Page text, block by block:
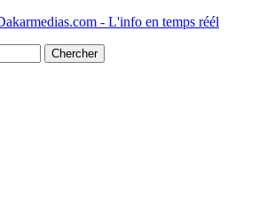
- L'info en temps réél